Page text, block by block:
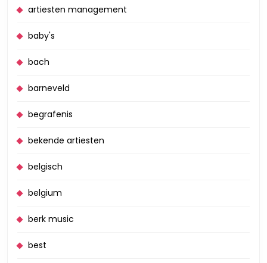
artiesten management
baby's
bach
barneveld
begrafenis
bekende artiesten
belgisch
belgium
berk music
best